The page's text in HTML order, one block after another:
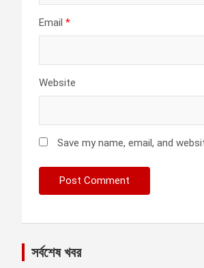
Email *
Website
Save my name, email, and
সর্বশেষ খবর